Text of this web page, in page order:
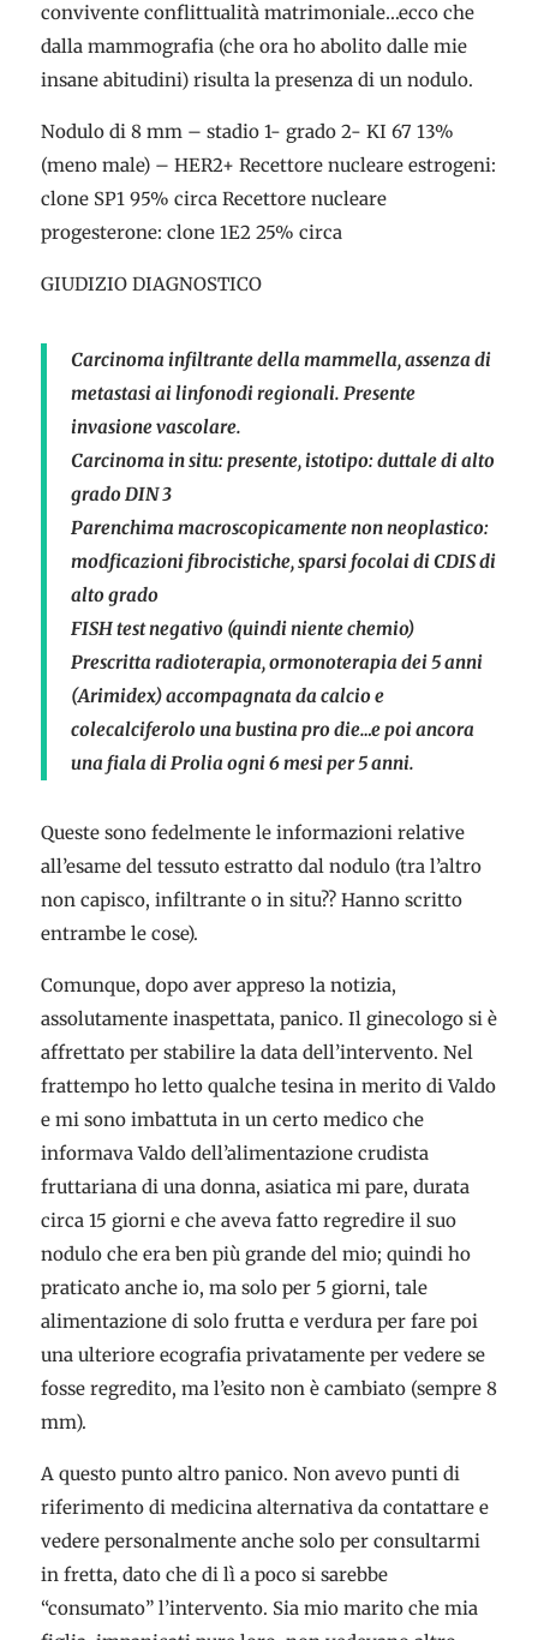
convivente conflittualità matrimoniale…ecco che
dalla mammografia (che ora ho abolito dalle mie
insane abitudini) risulta la presenza di un nodulo.
Nodulo di 8 mm – stadio 1- grado 2- KI 67 13%
(meno male) – HER2+ Recettore nucleare estrogeni:
clone SP1 95% circa Recettore nucleare
progesterone: clone 1E2 25% circa
GIUDIZIO DIAGNOSTICO
Carcinoma infiltrante della mammella, assenza di
metastasi ai linfonodi regionali. Presente
invasione vascolare.
Carcinoma in situ: presente, istotipo: duttale di alto
grado DIN 3
Parenchima macroscopicamente non neoplastico:
modficazioni fibrocistiche, sparsi focolai di CDIS di
alto grado
FISH test negativo (quindi niente chemio)
Prescritta radioterapia, ormonoterapia dei 5 anni
(Arimidex) accompagnata da calcio e
colecalciferolo una bustina pro die…e poi ancora
una fiala di Prolia ogni 6 mesi per 5 anni.
Queste sono fedelmente le informazioni relative
all’esame del tessuto estratto dal nodulo (tra l’altro
non capisco, infiltrante o in situ?? Hanno scritto
entrambe le cose).
Comunque, dopo aver appreso la notizia,
assolutamente inaspettata, panico. Il ginecologo si è
affrettato per stabilire la data dell’intervento. Nel
frattempo ho letto qualche tesina in merito di Valdo
e mi sono imbattuta in un certo medico che
informava Valdo dell’alimentazione crudista
fruttariana di una donna, asiatica mi pare, durata
circa 15 giorni e che aveva fatto regredire il suo
nodulo che era ben più grande del mio; quindi ho
praticato anche io, ma solo per 5 giorni, tale
alimentazione di solo frutta e verdura per fare poi
una ulteriore ecografia privatamente per vedere se
fosse regredito, ma l’esito non è cambiato (sempre 8
mm).
A questo punto altro panico. Non avevo punti di
riferimento di medicina alternativa da contattare e
vedere personalmente anche solo per consultarmi
in fretta, dato che di lì a poco si sarebbe
“consumato” l’intervento. Sia mio marito che mia